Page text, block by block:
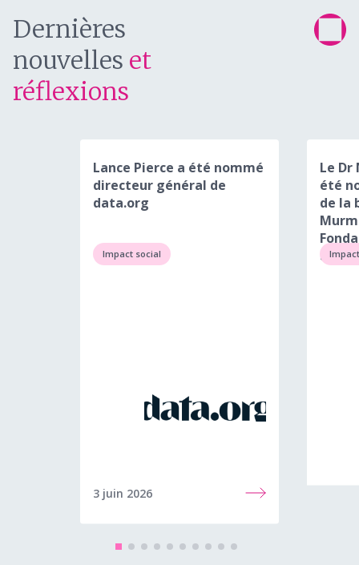
Dernières
nouvelles et
réflexions
Lance Pierce a été nommé
directeur général de
data.org
Impact social
3 juin 2026
Le Dr
été
de la